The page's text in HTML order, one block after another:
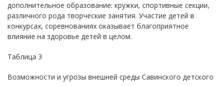
дополнительное образование: кружки, спортивные секции,
различного рода творческие занятия. Участие детей в
конкурсах, соревнованиях оказывает благоприятное
влияние на здоровье детей в целом.
Таблица 3
Возможности и угрозы внешней среды Савинского детского